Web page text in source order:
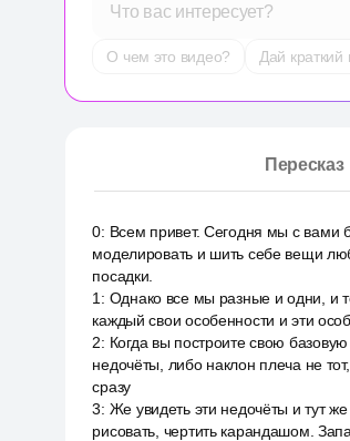
Что вас интересует?
О чем это видео? Дай краткий
Пересказ
0: Всем привет. Сегодня мы с вами
моделировать и шить себе вещи
посадки.
1 : Однако все мы разные и одни, и
каждый свои особенности и эти
2: Когда вы построите свою
недочёты, либо наклон плеча не
сразу
3: Же увидеть эти недочёты и тут
рисовать, чертить карандашом.